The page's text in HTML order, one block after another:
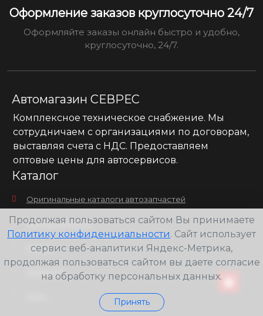
Оформление заказов круглосуточно 24/7
Оформляйте заказы онлайн быстро и удобно,
круглосуточно, 24/7.
Автомагазин СЕВРЕС
Комплексное техническое снабжение. Мы
сотрудничаем с организациями по договорам,
выставляя счета с НДС. Предоставляем
оптовые цены для автосервисов.
Каталог
Оригинальные каталоги автозапчастей
Запчасти для ТО
Масла
Запчасти
Продолжая пользоваться сайтом Вы принимаете
Политику конфиденциальности. Сайт использует
сервис веб-аналитики Яндекс-Метрика,
продолжая пользоваться сайтом вы даете согласие
на обработку персональных данных.
Принять